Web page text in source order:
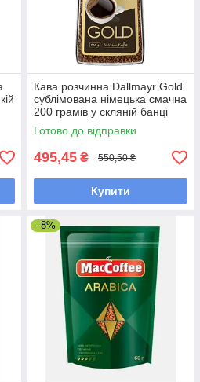
Кава розчинна Dallmayr Gold
сублімована німецька смачна
200 грамів у скляній банці
Готово до відправки
495,45 ₴ 550,50 ₴
Купити
–8%